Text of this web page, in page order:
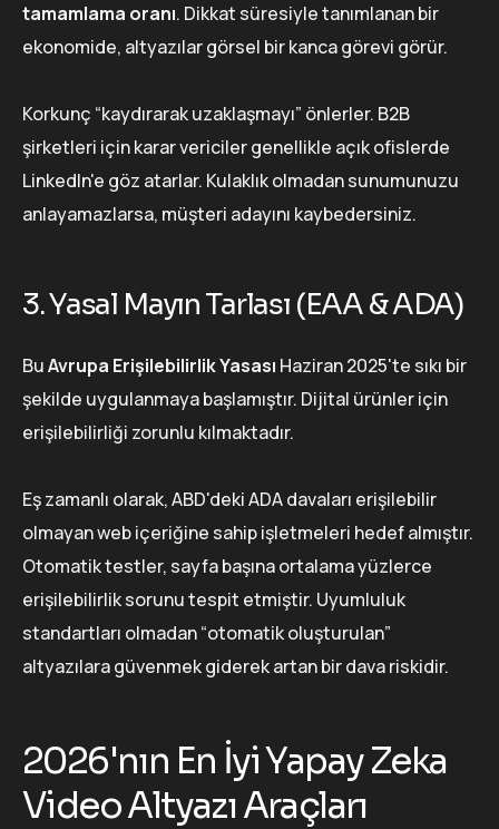
tamamlama oranı. Dikkat süresiyle tanımlanan bir
ekonomide, altyazılar görsel bir kanca görevi görür.
Korkunç “kaydırarak uzaklaşmayı” önlerler. B2B
şirketleri için karar vericiler genellikle açık ofislerde
LinkedIn'e göz atarlar. Kulaklık olmadan sunumunuzu
anlayamazlarsa, müşteri adayını kaybedersiniz.
3. Yasal Mayın Tarlası (EAA & ADA)
BuAvrupa Erişilebilirlik Yasası Haziran 2025'te sıkı bir
şekilde uygulanmaya başlamıştır. Dijital ürünler için
erişilebilirliği zorunlu kılmaktadır.
Eş zamanlı olarak, ABD'deki ADA davaları erişilebilir
olmayan web içeriğine sahip işletmeleri hedef almıştır.
Otomatik testler, sayfa başına ortalama yüzlerce
erişilebilirlik sorunu tespit etmiştir. Uyumluluk
standartları olmadan “otomatik oluşturulan”
altyazılara güvenmek giderek artan bir dava riskidir.
2026'nın En İyi Yapay Zeka
Video Altyazı Araçları